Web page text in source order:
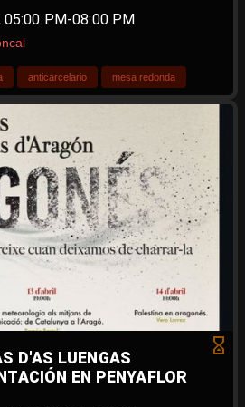
05:00 PM-08:00 PM
anticarcelario mesa redonda
D'AS LUENGAS
EN PENYAFLOR